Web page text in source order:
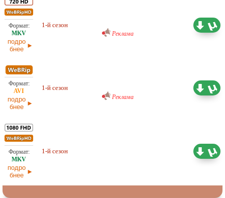
подро
бнее
1-й сезон
Реклама
подро
бнее
1-й сезон
Реклама
подро
бнее
1-й сезон